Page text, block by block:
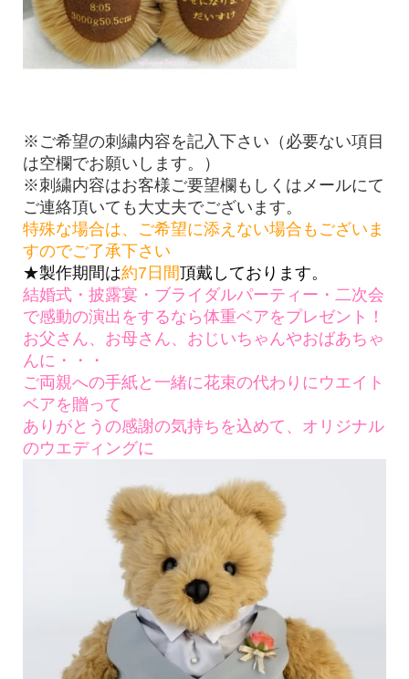
※ご希望の刺繍内容を記入下さい（必要ない項目
は空欄でお願いします。）
※刺繍内容はお客様ご要望欄もしくはメールにて
ご連絡頂いても大丈夫でございます。
特殊な場合は、ご希望に添えない場合もございま
すのでご了承下さい
★製作期間は約7日間頂戴しております。
結婚式・披露宴・ブライダルパーティー・二次会
で感動の演出をするなら体重ベアをプレゼント！
お父さん、お母さん、おじいちゃんやおばあちゃ
んに・・・
ご両親への手紙と一緒に花束の代わりにウエイト
ベアを贈って
ありがとうの感謝の気持ちを込めて、オリジナル
のウエディングに